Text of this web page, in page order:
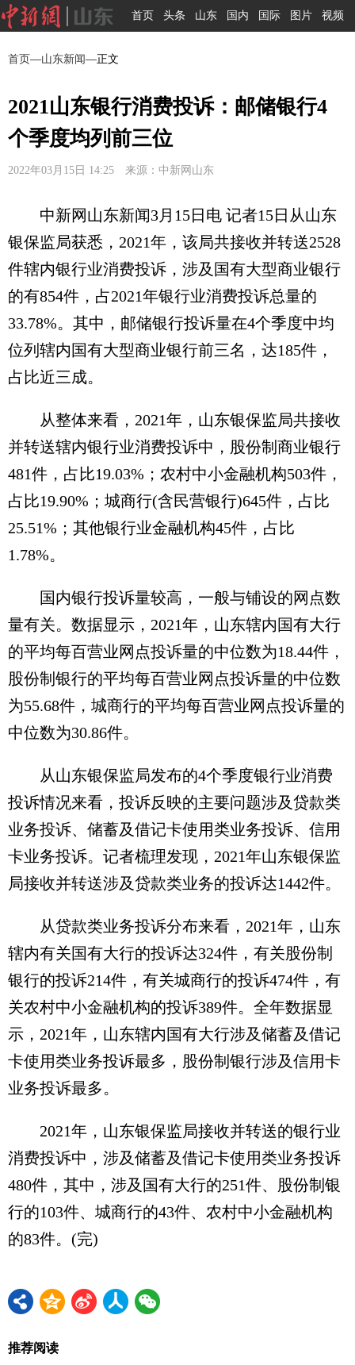
首页 头条 山东 国内 国际 图片 视频
首页—山东新闻—正文
2021山东银行消费投诉：邮储银行4
个季度均列前三位
2022年03月15日 14:25 来源：中新网山东
中新网山东新闻3月15日电 记者15日从山东
银保监局获悉，2021年，该局共接收并转送2528
件辖内银行业消费投诉，涉及国有大型商业银行
的有854件，占2021年银行业消费投诉总量的
33.78%。其中，邮储银行投诉量在4个季度中均
位列辖内国有大型商业银行前三名，达185件，
占比近三成。
从整体来看，2021年，山东银保监局共接收
并转送辖内银行业消费投诉中，股份制商业银行
481件，占比19.03%；农村中小金融机构503件，
占比19.90%；城商行(含民营银行)645件，占比
25.51%；其他银行业金融机构45件，占比
1.78%。
国内银行投诉量较高，一般与铺设的网点数
量有关。数据显示，2021年，山东辖内国有大行
的平均每百营业网点投诉量的中位数为18.44件，
股份制银行的平均每百营业网点投诉量的中位数
为55.68件，城商行的平均每百营业网点投诉量的
中位数为30.86件。
从山东银保监局发布的4个季度银行业消费
投诉情况来看，投诉反映的主要问题涉及贷款类
业务投诉、储蓄及借记卡使用类业务投诉、信用
卡业务投诉。记者梳理发现，2021年山东银保监
局接收并转送涉及贷款类业务的投诉达1442件。
从贷款类业务投诉分布来看，2021年，山东
辖内有关国有大行的投诉达324件，有关股份制
银行的投诉214件，有关城商行的投诉474件，有
关农村中小金融机构的投诉389件。全年数据显
示，2021年，山东辖内国有大行涉及储蓄及借记
卡使用类业务投诉最多，股份制银行涉及信用卡
业务投诉最多。
2021年，山东银保监局接收并转送的银行业
消费投诉中，涉及储蓄及借记卡使用类业务投诉
480件，其中，涉及国有大行的251件、股份制银
行的103件、城商行的43件、农村中小金融机构
的83件。(完)
推荐阅读